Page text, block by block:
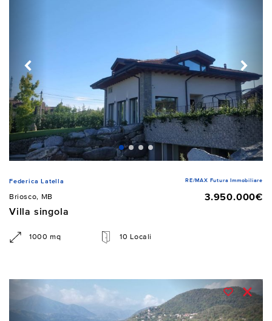
Federica Latella RE/MAX Futura Immobiliare
Briosco, MB
3.950.000€
Villa singola
1000 mq 10 Locali